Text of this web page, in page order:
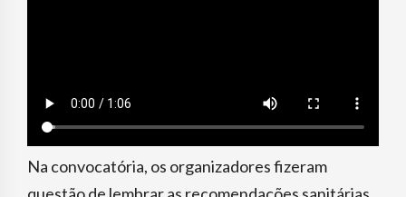
Na convocatória, os organizadores fizeram
questão de lembrar as recomendações sanitárias